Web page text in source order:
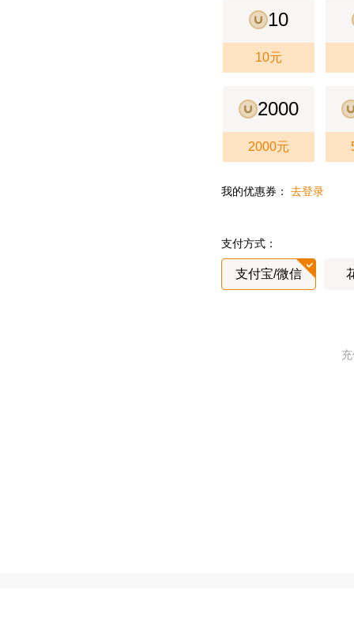
10
10元
2000
2000元
我的优惠券： 去登录
支付方式：
支付宝/微信